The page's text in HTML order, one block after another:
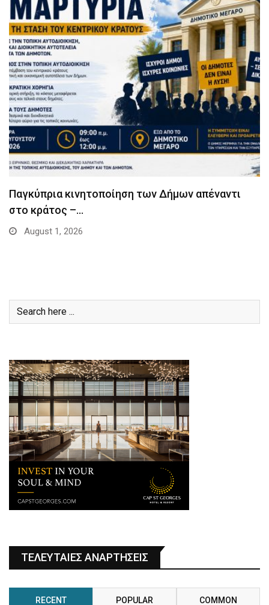
Παγκύπρια κινητοποίηση των Δήμων απέναντι
στο κράτος –…
August 1, 2026
ΤΕΛΕΥΤΑΙΕΣ ΑΝΑΡΤΗΣΕΙΣ
RECENT POPULAR COMMON